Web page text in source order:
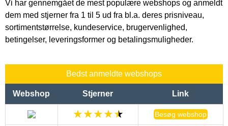
Vi har gennemgået de mest populære webshops og anmeldt
dem med stjerner fra 1 til 5 ud fra bl.a. deres prisniveau,
sortimentstørrelse, kundeservice, brugervenlighed,
betingelser, leveringsformer og betalingsmuligheder.
Bedst anmeldte webshops
Webshop Stjerner Link
Besøg webshop